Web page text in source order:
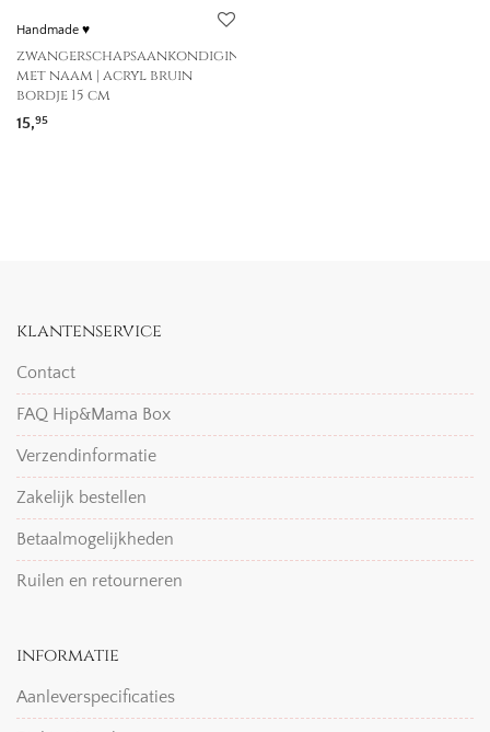
Handmade ♥
zwangerschapsaankondiging
met naam | acryl bruin
bordje 15 cm
15,95
klantenservice
Contact
FAQ Hip&Mama Box
Verzendinformatie
Zakelijk bestellen
Betaalmogelijkheden
Ruilen en retourneren
informatie
Aanleverspecificaties